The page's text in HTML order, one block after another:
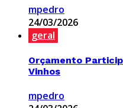
mpedro
24/03/2026
geral
Orçamento
Vinhos
mpedro